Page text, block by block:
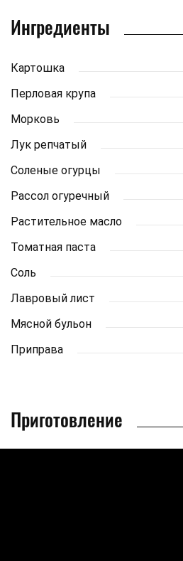
Ингредиенты
Картошка
Перловая крупа
Морковь
Лук репчатый
Соленые огурцы
Рассол огуречный
Растительное масло
Томатная паста
Соль
Лавровый лист
Мясной бульон
Приправа
Приготовление